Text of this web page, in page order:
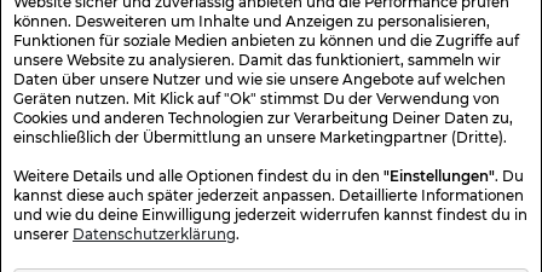
können. Desweiteren um Inhalte und Anzeigen zu personalisieren,
Funktionen für soziale Medien anbieten zu können und die Zugriffe auf
unsere Website zu analysieren. Damit das funktioniert, sammeln wir
Daten über unsere Nutzer und wie sie unsere Angebote auf welchen
Geräten nutzen. Mit Klick auf "Ok" stimmst Du der Verwendung von
Cookies und anderen Technologien zur Verarbeitung Deiner Daten zu,
einschließlich der Übermittlung an unsere Marketingpartner (Dritte).
Weitere Details und alle Optionen findest du in den "Einstellungen". Du
kannst diese auch später jederzeit anpassen. Detaillierte Informationen
und wie du deine Einwilligung jederzeit widerrufen kannst findest du in
unserer Datenschutzerklärung.
Geschenk-Gutscheine
Versand & Rücksendung
Sicher Einkaufen